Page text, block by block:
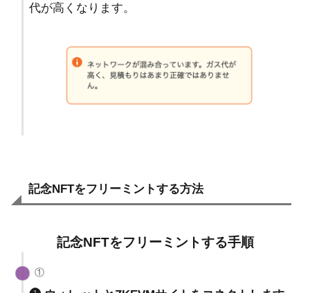
代が高くなります。
記念NFTをフリーミントする方法
記念NFTをフリーミントする手順
①